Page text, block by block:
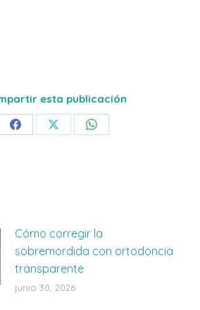
esta publicación
Share Share Share
Cómo corregir la
sobremordida con ortodoncia
transparente
junio 30, 2026